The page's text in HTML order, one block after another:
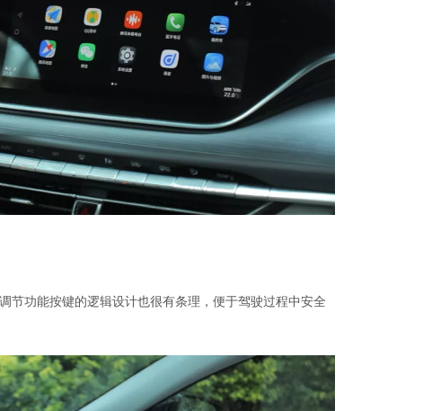
节功能按键的逻辑设计也很有条理，便于驾驶过程中安全